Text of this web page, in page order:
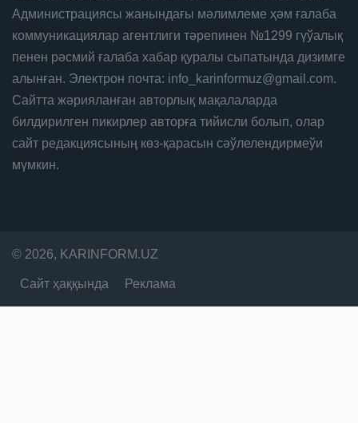
Администрациясы жанындағы мәлимлеме ҳәм ғалаба
коммуникациялар агентлиги тәрепинен №1299 гүўалық
пенен рәсмий ғалаба хабар қуралы сыпатында дизимге
алынған. Электрон почта: info_karinformuz@gmail.com.
Сайтта жәрияланған авторлық мақалаларда
билдирилген пикирлер авторға тийисли болып, олар
сайт редакциясының көз-қарасын сәўлелендирмеўи
мүмкин.
© 2026, KARINFORM.UZ
Сайт ҳаққында Реклама